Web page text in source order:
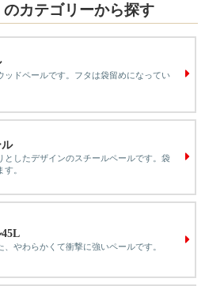
のカテゴリーから探す
ッドペールです。フタは袋留めになってい
ル
としたデザインのスチールペールです。袋
。
、やわらかくて衝撃に強いペールです。